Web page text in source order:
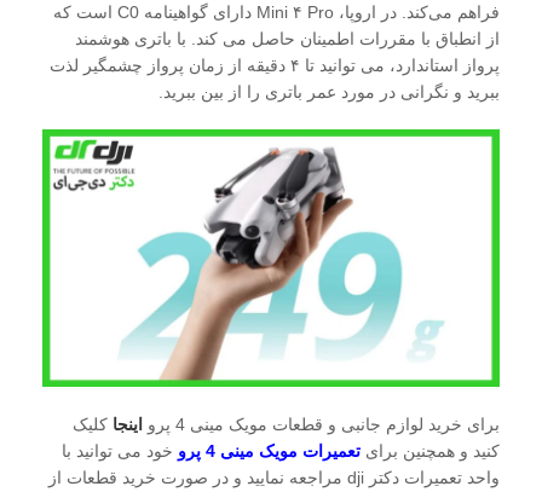
فراهم می‌کند. در اروپا، Mini ۴ Pro دارای گواهینامه C0 است که
از انطباق با مقررات اطمینان حاصل می کند. با باتری هوشمند
پرواز استاندارد، می توانید تا ۴ دقیقه از زمان پرواز چشمگیر لذت
ببرید و نگرانی در مورد عمر باتری را از بین ببرید.
برای خرید لوازم جانبی و قطعات مویک مینی 4 پرو اینجا کلیک
کنید و همچنین برایتعمیرات مویک مینی 4 پرو
خود می توانید با
واحد تعمیرات دکتر dji مراجعه نمایید و در صورت خرید قطعات از